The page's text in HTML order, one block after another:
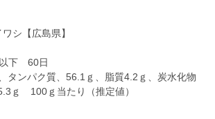
シ【広島県】
下 60日
タンパク質、56.1ｇ、脂質4.2ｇ、炭水化物
ｇ 100ｇ当たり（推定値）